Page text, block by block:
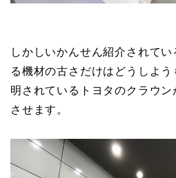
しかしいかんせん紹介されて
る機材の古さだけはどうしよ
明されているトヨタのクラウ
させます。